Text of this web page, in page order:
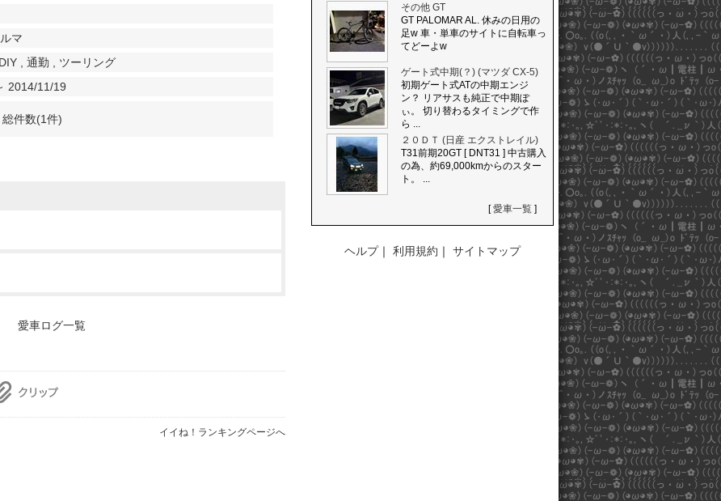
マ
DIY 通勤
ツーリング
2014/11/19
総件数(1件)
愛車ログ一覧
イイね！ランキングページへ
その他 GT
GT PALOMAR AL. 休みの日用の
足w 車・単車のサイトに自転車っ
てどーよw
ゲート式中期(？) (マツダ CX-5)
初期ゲート式ATの中期エンジ
ン？ リアサスも純正で中期ぽ
ぃ。 切り替わるタイミングで作
ら ...
２０ＤＴ (日産 エクストレイル)
T31前期20GT [ DNT31 ] 中古購入
の為、約69,000kmからのスター
ト。 ...
[愛車一覧 ]
ヘルプ｜ 利用規約 ｜ サイトマップ